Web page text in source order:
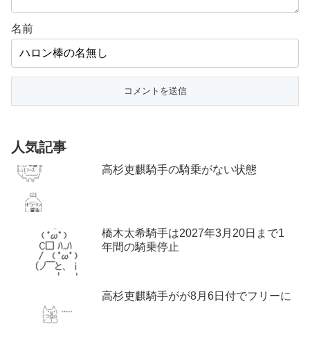
名前
人気記事
高杉吏麒騎手の騎乗がない状態
橋木太希騎手は2027年3月20日まで1
年間の騎乗停止
高杉吏麒騎手がが8月6日付でフリーに